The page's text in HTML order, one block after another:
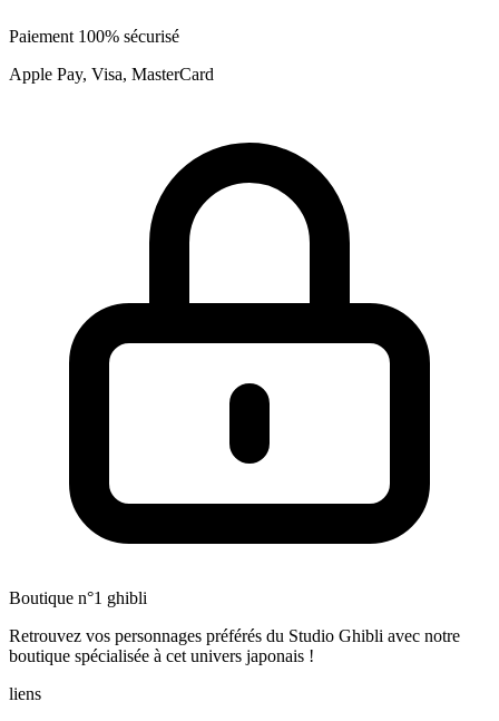
Paiement 100% sécurisé
Apple Pay, Visa, MasterCard
Boutique n°1 ghibli
Retrouvez vos personnages préférés du Studio Ghibli avec notre
boutique spécialisée à cet univers japonais !
liens